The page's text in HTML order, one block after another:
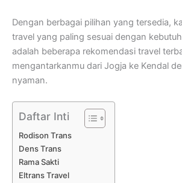
Dengan berbagai pilihan yang tersedia,
travel yang paling sesuai dengan
adalah beberapa rekomendasi travel
mengantarkanmu dari Jogja ke Kendal
nyaman.
Daftar Inti
Rodison Trans
Dens Trans
Rama Sakti
Eltrans Travel